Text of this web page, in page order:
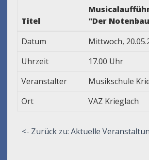
Titel
"Der
Datum
Mittwoch,
Uhrzeit
17.00 Uhr
Veranstalter
Musikschule
Ort
VAZ Krieglach
<- Zurück zu: Aktuelle